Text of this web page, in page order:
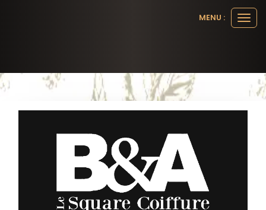
le
MENU :